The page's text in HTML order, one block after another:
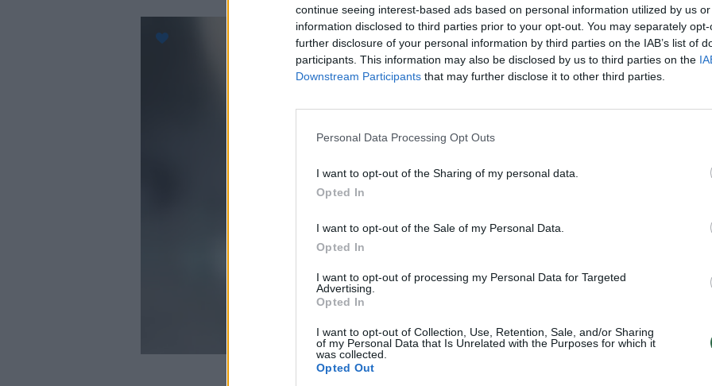
continue seeing interest-based ads based on personal information utilized by us
information disclosed to third parties prior to your opt-out. You may separately
further disclosure of your personal information by third parties on the IAB’s list of
participants. This information may also be disclosed by us to third parties on the
Downstream Participants that may further disclose it to other third parties.
Personal Data Processing Opt Outs
I want to opt-out of the Sharing of my personal data.
Opted In
I want to opt-out of the Sale of my Personal Data.
Opted In
I want to opt-out of processing my Personal Data for Targeted
Advertising.
Opted In
I want to opt-out of Collection, Use, Retention, Sale, and/or Sharing
of my Personal Data that Is Unrelated with the Purposes for which it
was collected.
Opted Out